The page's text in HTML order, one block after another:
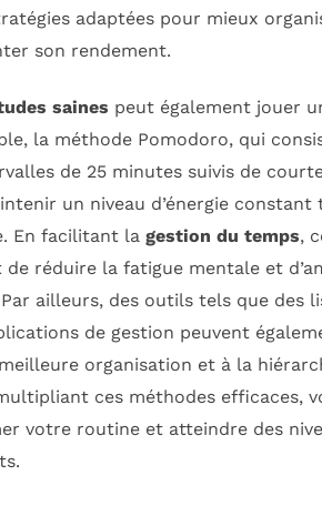
adaptées pour mieux
son rendement.
saines peut également jouer
la méthode Pomodoro, qui
de 25 minutes suivis de
un niveau d’énergie
En facilitant la gestion du temps,
réduire la fatigue mentale et
ailleurs, des outils tels que des
de gestion peuvent
organisation et à la
ces méthodes efficaces,
votre routine et atteindre des